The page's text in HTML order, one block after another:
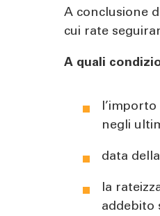
A conclusione
cui rate
A quali
negli
data
la
addebito